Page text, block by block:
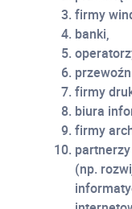
firmy
banki,
firmy
biura
firmy
(np.